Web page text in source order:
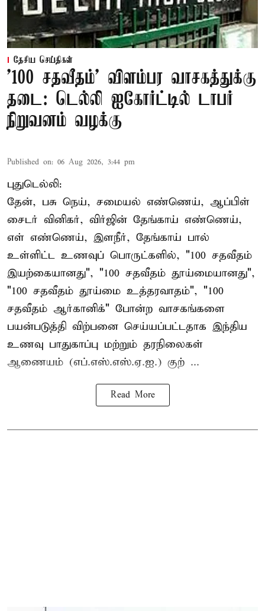
தேசிய செய்திகள்
'100 சதவீதம்' விளம்பர வாசகத்துக்கு
தடை: டெல்லி ஐகோர்ட்டில் டாபர்
நிறுவனம் வழக்கு
Published on: 06 Aug 2026, 3:44 pm
புதுடெல்லி:
தேன், பசு நெய், சமையல் எண்ணெய், ஆப்பிள்
சைடர் வினிகர், விர்ஜின் தேங்காய் எண்ணெய்,
எள் எண்ணெய், இளநீர், தேங்காய் பால்
உள்ளிட்ட உணவுப் பொருட்களில், "100 சதவீதம்
இயற்கையானது", "100 சதவீதம் தூய்மையானது",
"100 சதவீதம் தூய்மை உத்தரவாதம்", "100
சதவீதம் ஆர்கானிக்" போன்ற வாசகங்களை
பயன்படுத்தி விற்பனை செய்யப்பட்டதாக இந்திய
உணவு பாதுகாப்பு மற்றும் தரநிலைகள்
ஆணையம் (எப்.எஸ்.எஸ்.ஏ.ஐ.) குற் ...
Read More